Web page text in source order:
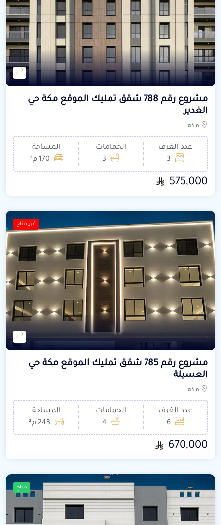
مشروع رقم 788 شقق تمليك الموقع مكة حي
الغدير
مكة
عدد الغرف
3
الحمامات
3
المساحة
170 م²
575,000
غير متاح
مشروع رقم 785 شقق تمليك الموقع مكة حي
العسيلة
مكة
عدد الغرف
6
الحمامات
4
المساحة
243 م²
670,000
متاح